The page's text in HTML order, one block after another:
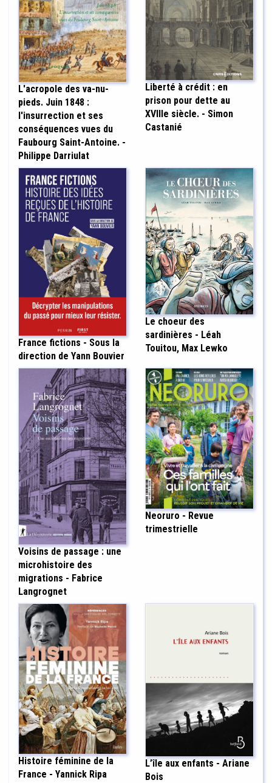
L'acropole des va-nu-
pieds. Juin 1848 :
l'insurrection et ses
conséquences vues du
Faubourg Saint-Antoine. -
Philippe Darriulat
Liberté à crédit : en
prison pour dette au
XVIIIe siècle. - Simon
Castanié
France fictions - Sous la
direction de Yann Bouvier
Le choeur des
sardinières - Léah
Touitou, Max Lewko
Voisins de passage : une
microhistoire des
migrations - Fabrice
Langrognet
Neoruro - Revue
trimestrielle
Histoire féminine de la
France - Yannick Ripa
L’île aux enfants - Ariane
Bois